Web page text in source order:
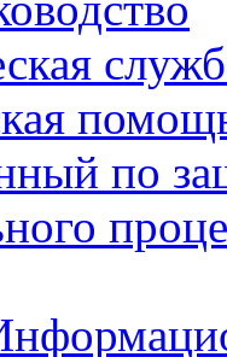
по